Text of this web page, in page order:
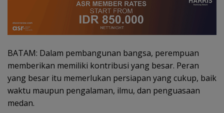
BATAM: Dalam pembangunan bangsa, perempuan
memberikan memiliki kontribusi yang besar. Peran
yang besar itu memerlukan persiapan yang cukup, baik
waktu maupun pengalaman, ilmu, dan penguasaan
medan.